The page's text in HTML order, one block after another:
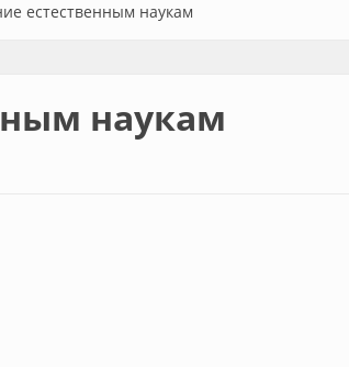
естественным наукам
наукам